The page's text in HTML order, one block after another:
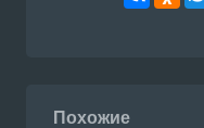
Похожие